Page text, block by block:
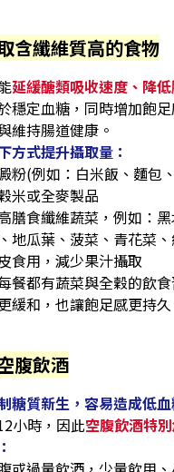
含纖維質高的食物
延緩醣類吸收速度、降
穩定血糖，同時增加飽
維持腸道健康。
方式提升攝取量：
粉(例如：白米飯、麵包
米或全麥製品
膳食纖維蔬菜，例如：
地瓜葉、菠菜、青花菜
食用，減少果汁攝取
餐都有蔬菜與全穀的飲
緩和，也讓飽足感更持久
腹飲酒
糖質新生，容易造成低
小時，因此空腹飲酒特別